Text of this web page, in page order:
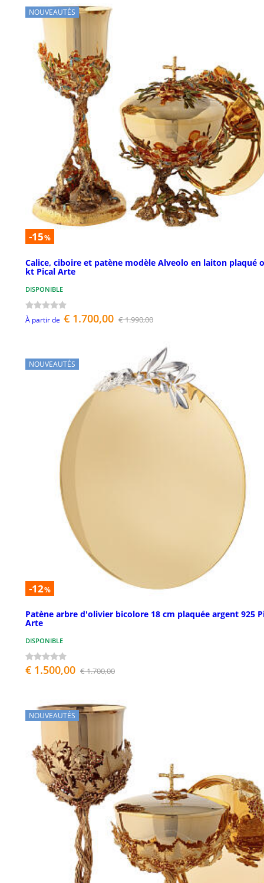
NOUVEAUTÉS
-15%
Calice, ciboire et patène modèle Alveolo en laiton plaqué
kt Pical Arte
DISPONIBLE
À partir de € 1.700,00 € 1.990,00
NOUVEAUTÉS
-12%
Patène arbre d'olivier bicolore 18 cm plaquée argent 925
Arte
DISPONIBLE
€ 1.500,00 € 1.700,00
NOUVEAUTÉS